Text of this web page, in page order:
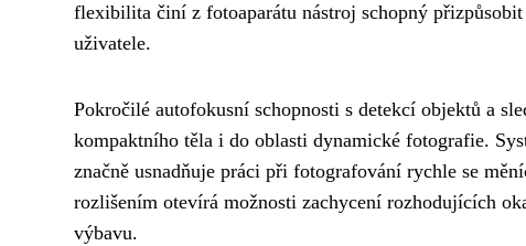
flexibilita činí z fotoaparátu nástroj schopný
uživatele.
Pokročilé autofokusní schopnosti s detekcí objektů a
kompaktního těla i do oblasti dynamické fotografie.
značně usnadňuje práci při fotografování rychle se
rozlišením otevírá možnosti zachycení rozhodujících
výbavu.